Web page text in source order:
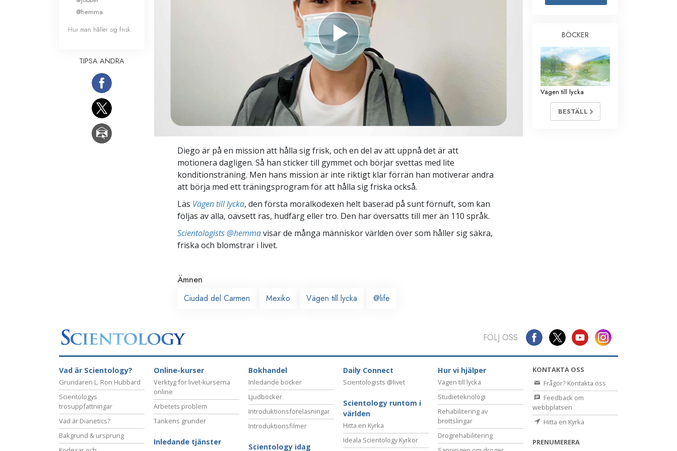
Verktyg för arbetslivet
Etik och tillstånden
Orsaken till undertryckande
Undersökningar
Organiseringens grunder
Diego är på en mission att hålla sig frisk, och en del av att uppnå det är att
motionera dagligen. Så han sticker till gymmet och börjar svettas med lite
konditionsträning. Men hans mission är inte riktigt klar förrän han motiverar andra
att börja med ett träningsprogram för att hålla sig friska också.
Läs Vägen till lycka, den första moralkodexen helt baserad på sunt förnuft, som kan
följas av alla, oavsett ras, hudfärg eller tro. Den har översatts till mer än 110 språk.
Scientologists @hemmavisar de många människor världen över som håller sig säkra,
friska och blomstrar i livet.
Ämnen
Ciudad del Carmen
Mexiko Vägen till lycka @life
@hemma
Hur man håller sig frisk
TIPSA ANDRA
BÖCKER
Vägen till lycka
BESTÄLL
FÖLJ OSS
Vad är Scientology?
Grundaren L. Ron Hubbard
Scientologys
trosuppfattningar
Vad är Dianetics?
Bakgrund & ursprung
Online-kurser
Verktyg för livet-kurserna
online
Arbetets problem
Tankens grunder
Inledande tjänster
Bokhandel
Inledande böcker
Ljudböcker
Introduktionsföreläsningar
Introduktionsfilmer
Scientology idag
Daily Connect
Scientologists @livet
Scientology runtom i
världen
Hitta en Kyrka
Ideala Scientology Kyrkor
Hur vi hjälper
Vägen till lycka
Studieteknologi
Rehabilitering av
brottslingar
Drogrehabilitering
KONTAKTA OSS
Frågor? Kontakta oss
Feedback om
webbplatsen
Hitta en Kyrka
PRENUMERERA